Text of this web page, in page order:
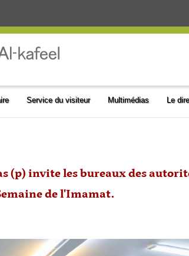
Service du visiteur Multimédias Le
(p) invite les bureaux des
de l'Imamat.